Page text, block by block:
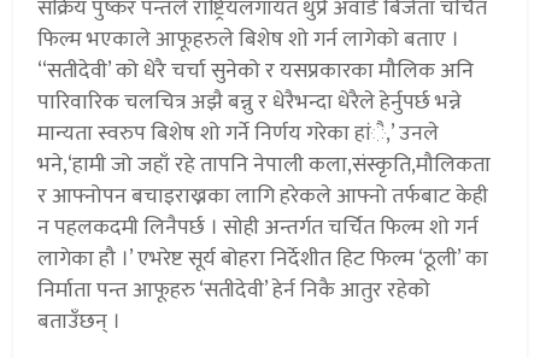
सक्रिय पुष्कर पन्तले राष्ट्रियलगायत थुप्रै अवार्ड बिजेता चर्चित
फिल्म भएकाले आफूहरुले बिशेष शो गर्न लागेको बताए ।
‘‘सतीदेवी’ को धेरै चर्चा सुनेको र यसप्रकारका मौलिक अनि
पारिवारिक चलचित्र अझै बन्नु र धेरैभन्दा धेरैले हेर्नुपर्छ भन्ने
मान्यता स्वरुप बिशेष शो गर्ने निर्णय गरेका हांै,’ उनले
भने,‘हामी जो जहाँ रहे तापनि नेपाली कला,संस्कृति,मौलिकता
र आफ्नोपन बचाइराख्नका लागि हरेकले आफ्नो तर्फबाट केही
न पहलकदमी लिनैपर्छ । सोही अन्तर्गत चर्चित फिल्म शो गर्न
लागेका हौ ।’ एभरेष्ट सूर्य बोहरा निर्देशीत हिट फिल्म ‘ठूली’ का
निर्माता पन्त आफूहरु ‘सतीदेवी’ हेर्न निकै आतुर रहेको
बताउँछन् ।